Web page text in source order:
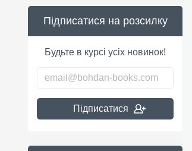
Підписатися на розсилку
Будьте в курсі усіх новинок!
Підписатися